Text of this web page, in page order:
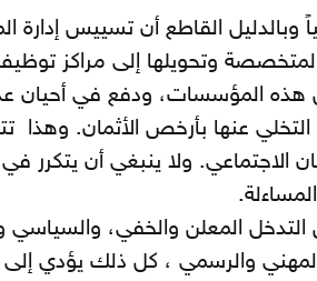
وبالدليل القاطع أن تسييس
المتخصصة وتحويلها إلى مراكز
المؤسسات، ودفع في أحيان
التخلي عنها بأرخص الأثمان. وهذا
الاجتماعي. ولا ينبغي أن يتكرر
التدخل المعلن والخفي، والسياسي
والرسمي ، كل ذلك يؤدي إلى